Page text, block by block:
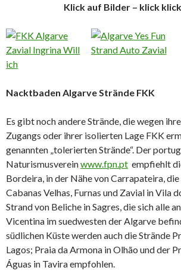
Klick auf Bilder – klick
Nacktbaden Algarve Strände FKK
Es gibt noch andere Strände, die wegen
Zugangs oder ihrer isolierten Lage FKK
genannten „tolerierten Strände“. Der
Naturismusvereinwww.fpn.pt empfiehlt
Bordeira, in der Nähe von Carrapateira,
Cabanas Velhas, Furnas und Zavial in Vila
Strand von Beliche in Sagres, die sich alle
Vicentina im suedwesten der Algarve
südlichen Küste werden auch die Strände
Lagos; Praia da Armona in Olhão und der
Águas in Tavira empfohlen.